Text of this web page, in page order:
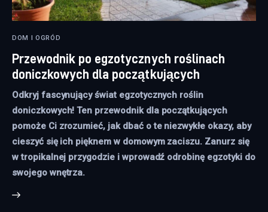
DOM I OGRÓD
Przewodnik po egzotycznych roślinach
doniczkowych dla początkujących
Odkryj fascynujący świat egzotycznych roślin
doniczkowych! Ten przewodnik dla początkujących
pomoże Ci zrozumieć, jak dbać o te niezwykłe okazy, aby
cieszyć się ich pięknem w domowym zaciszu. Zanurz się
w tropikalnej przygodzie i wprowadź odrobinę egzotyki do
swojego wnętrza.